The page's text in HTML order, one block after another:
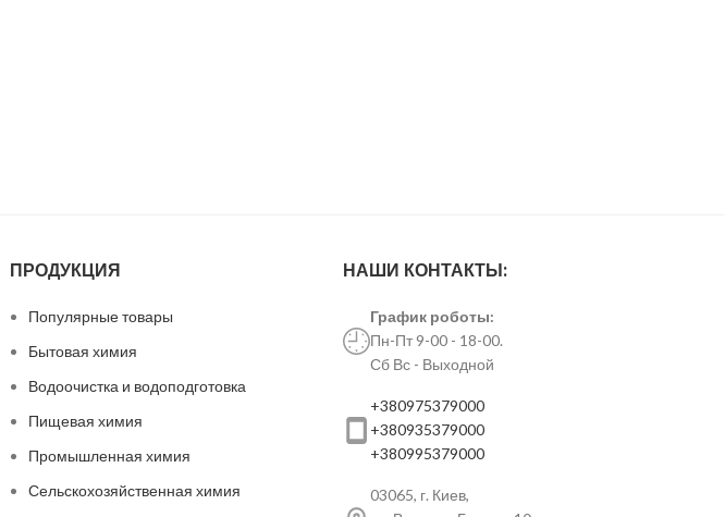
ПРОДУКЦИЯ
Популярные товары
Бытовая химия
Водоочистка и водоподготовка
Пищевая химия
Промышленная химия
Сельскохозяйственная химия
НАШИ КОНТАКТЫ:
График роботы:
Пн-Пт 9-00 - 18-00.
Сб Вс - Выходной
+380975379000
+380935379000
+380995379000
03065, г. Киев,